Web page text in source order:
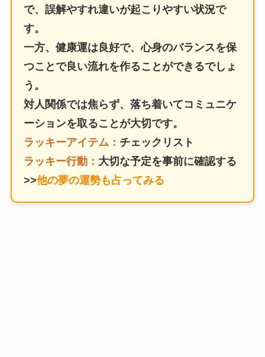
で、誤解やすれ違いが起こりやすい状況で
す。
一方、健康運は良好で、心身のバランスを保
つことで良い流れを作ることができるでしょ
う。
対人関係では焦らず、落ち着いてコミュニケ
ーションを取ることが大切です。
ラッキーアイテム： チェックリスト
ラッキー行動： 大切な予定を事前に確認する
>>他の夢の運勢も占ってみる